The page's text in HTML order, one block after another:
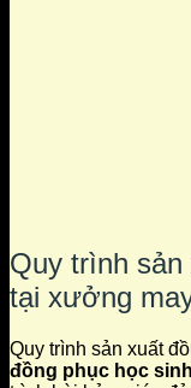
Quy trình sản
tại xưởng
Quy trình sản xuất
đồng phục học sinh